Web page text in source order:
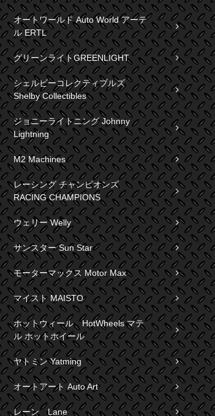
オートワールド Auto World アーテ
ル ERTL
グリーンライトGREENLIGHT
シェルビーコレクティブルズ
Shelby Collectibles
ジョニーライトニング Johnny
Lightning
M2 Machines
レーシング チャンピオンズ
RACING CHAMPIONS
ウェリー Welly
サンスター Sun Star
モーターマックス Motor Max
マイスト MAISTO
ホットウィール HotWheels マテ
ル ホットホイール
ヤトミン Yatming
オートアート Auto Art
レーン Lane